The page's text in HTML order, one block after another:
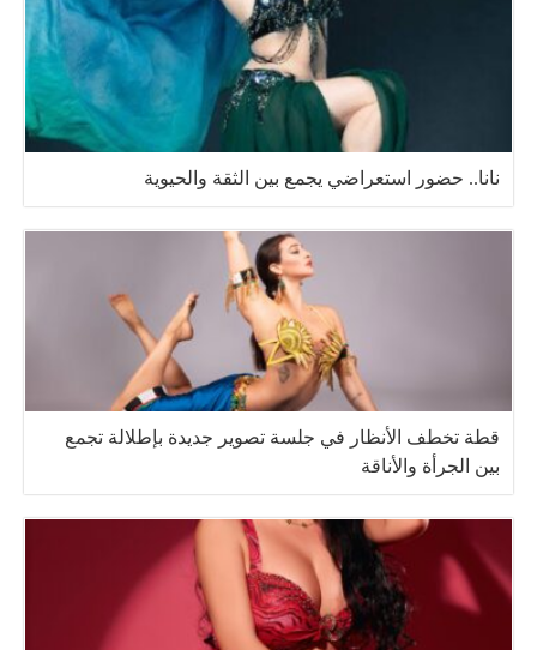
نانا.. حضور استعراضي يجمع بين الثقة والحيوية
قطة تخطف الأنظار في جلسة تصوير جديدة بإطلالة تجمع
بين الجرأة والأناقة